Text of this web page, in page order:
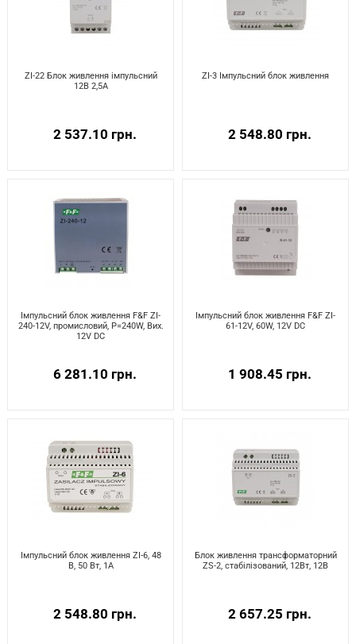
ZI-22 Блок живлення імпульсний
12В 2,5A
2 537.10 грн.
ZI-3 Імпульсний блок живлення
2 548.80 грн.
Імпульсний блок живлення F&F ZI-
240-12V, промисловий, P=240W, Вих.
12V DC
6 281.10 грн.
Імпульсний блок живлення F&F ZI-
61-12V, 60W, 12V DC
1 908.45 грн.
Імпульсний блок живлення ZI-6, 48
В, 50 Вт, 1A
2 548.80 грн.
Блок живлення трансформаторний
ZS-2, стабілізований, 12Вт, 12В
2 657.25 грн.